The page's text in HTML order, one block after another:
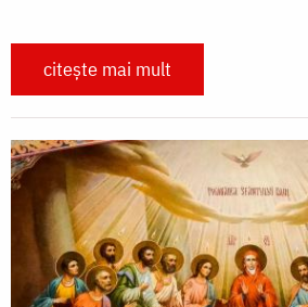
citește mai mult